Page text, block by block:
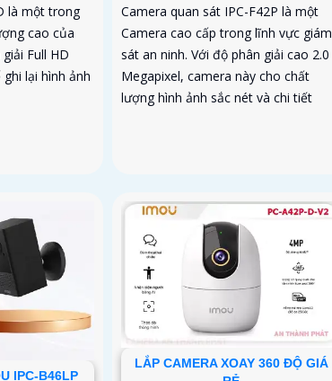
là một trong
cao của
Full HD
lại hình ảnh
Camera quan sát IPC-F42P là một
Camera cao cấp trong lĩnh vực giám
sát an ninh. Với độ phân giải cao 2.0
Megapixel, camera này cho chất
lượng hình ảnh sắc nét và chi tiết
IPC-B46LP
LẮP CAMERA XOAY 360 ĐỘ GIÁ